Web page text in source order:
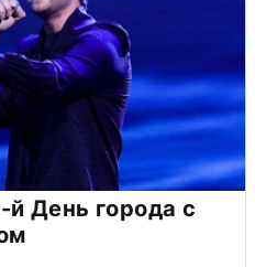
й День города с